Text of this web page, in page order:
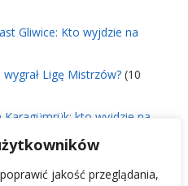
jakość przeglądania,
Gliwice: Kto wyjdzie na
Ligę Mistrzów? (10
Karagümrük: kto wyjdzie na
dla wędkarzy i łodzi